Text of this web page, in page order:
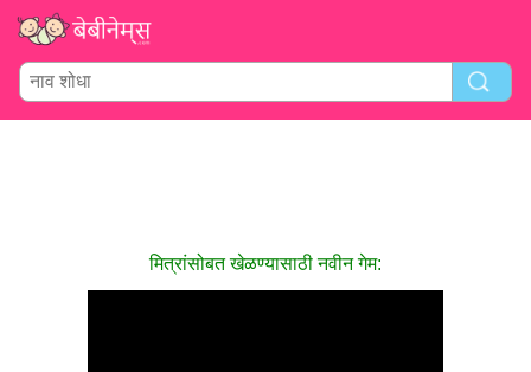
मित्रांसोबत खेळण्यासाठी नवीन गेम: